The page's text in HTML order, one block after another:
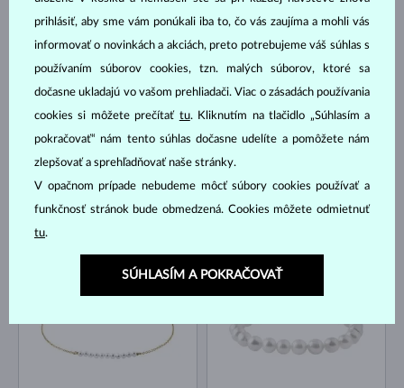
BIELE ZLATO
474 €
RUŽOVÉ ZLATO
DIAMANT LAB GROWN & PERLA
453 €
NA SKLADE
ŽLTÉ ZLATO
DIAMANT LAB GROWN & PERLA
NA SKLADE
NA SKLADE
prihlásiť, aby sme vám ponúkali iba to, čo vás zaujíma a mohli vás
informovať o novinkách a akciách, preto potrebujeme váš súhlas s
používaním súborov cookies, tzn. malých súborov, ktoré sa
dočasne ukladajú vo vašom prehliadači. Viac o zásadách používania
cookies si môžete prečítať tu. Kliknutím na tlačidlo „Súhlasím a
pokračovať“ nám tento súhlas dočasne udelíte a pomôžete nám
zlepšovať a sprehľadňovať naše stránky.
V opačnom prípade nebudeme môcť súbory cookies používať a
funkčnosť stránok bude obmedzená. Cookies môžete odmietnuť
tu.
SÚHLASÍM A POKRAČOVAŤ